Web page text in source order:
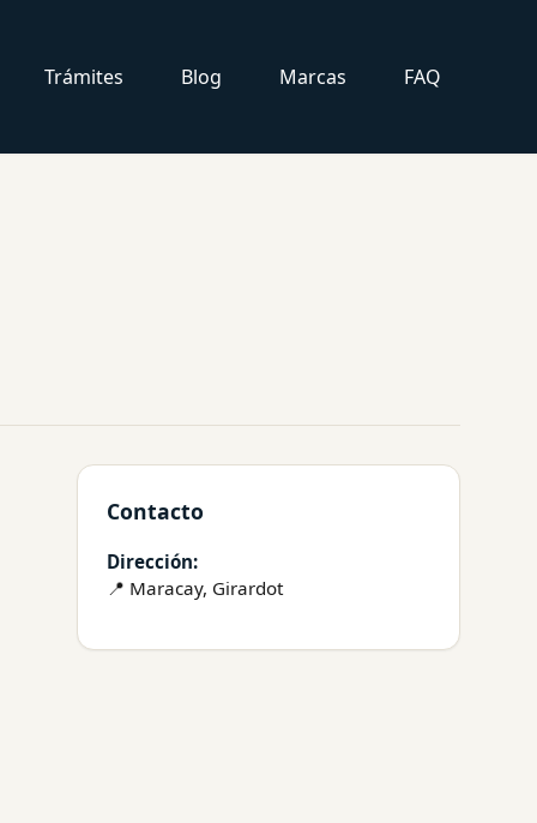
Trámites Blog Marcas FAQ
Contacto
Dirección:
📍 Maracay, Girardot